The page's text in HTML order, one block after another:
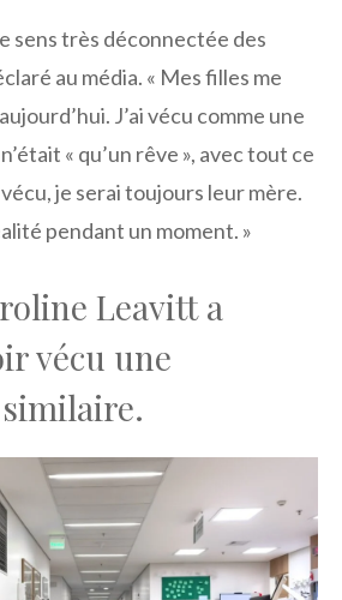
sens très déconnectée des
au média. « Mes filles me
J’ai vécu comme une
« qu’un rêve », avec tout ce
je serai toujours leur mère.
pendant un moment. »
Leavitt a
vécu une